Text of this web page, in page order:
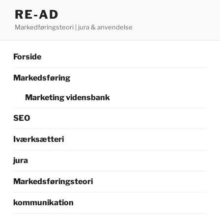
indhold
RE-AD
Markedføringsteori | jura & anvendelse
Forside
Markedsføring
Marketing vidensbank
SEO
Iværksætteri
jura
Markedsføringsteori
kommunikation